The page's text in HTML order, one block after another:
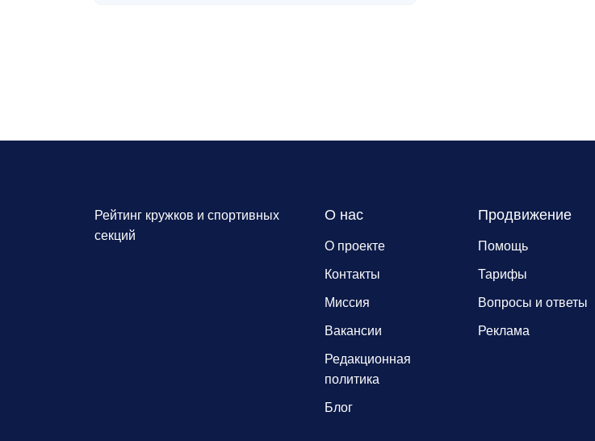
Рейтинг кружков и спортивных
секций
О нас
О проекте
Контакты
Миссия
Вакансии
Редакционная
политика
Блог
Продвижение
Помощь
Тарифы
Вопросы и ответы
Реклама